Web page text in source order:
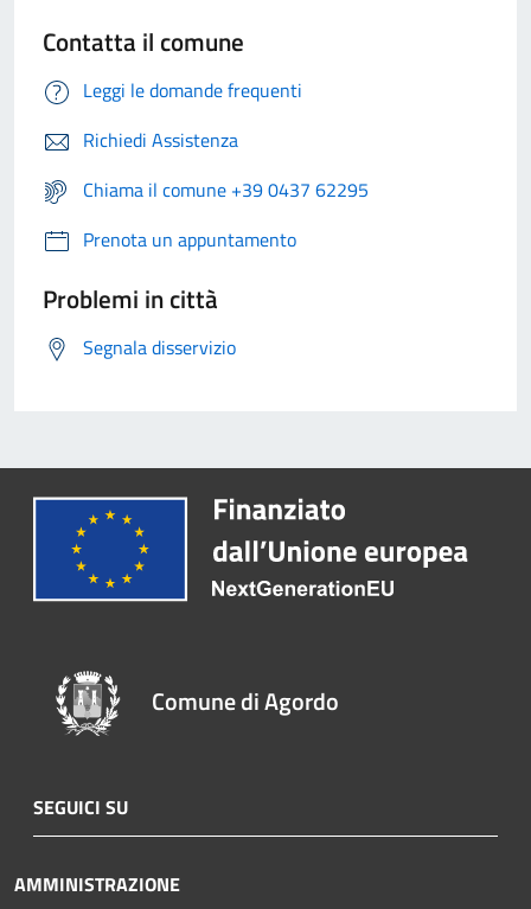
Contatta il comune
Leggi le domande frequenti
Richiedi Assistenza
Chiama il comune +39 0437 62295
Prenota un appuntamento
Problemi in città
Segnala disservizio
Comune di Agordo
SEGUICI SU
AMMINISTRAZIONE